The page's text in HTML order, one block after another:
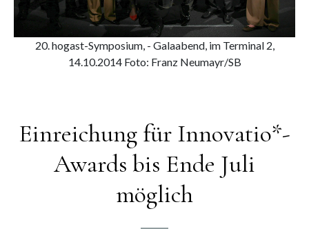
20. hogast-Symposium, - Galaabend, im Terminal 2,
14.10.2014 Foto: Franz Neumayr/SB
Einreichung für Innovatio*-
Awards bis Ende Juli
möglich